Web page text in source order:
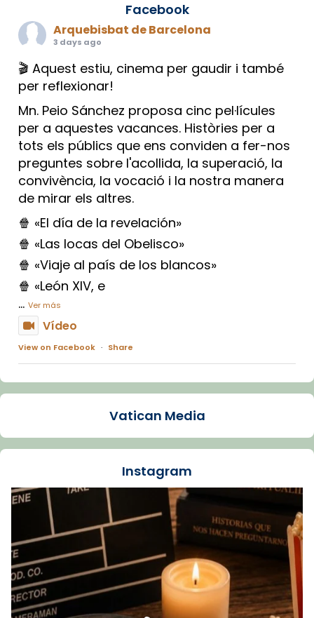
Facebook
Arquebisbat de Barcelona
3 days ago
🎬 Aquest estiu, cinema per gaudir i també
per reflexionar!
Mn. Peio Sánchez proposa cinc pel·lícules
per a aquestes vacances. Històries per a
tots els públics que ens conviden a fer-nos
preguntes sobre l'acollida, la superació, la
convivència, la vocació i la nostra manera
de mirar els altres.
🍿 «El día de la revelación»
🍿 «Las locas del Obelisco»
🍿 «Viaje al país de los blancos»
🍿 «León XIV, e
... Ver más
Vídeo
View on Facebook · Share
Arquebisbat de Barcelona
La Carmina va patir depressió. Fa gairebé
dos mesos, a l'Estadi Lluís Companys, la
Recupera l'entrevista comp
Vatican
tican News 👇
www.vaticannews.va/es/iglesia/news/2026-
07/carmina-historia-depresion-papa-viaje-
espana-testimoni...
Foto
Vatican Media
Instagram